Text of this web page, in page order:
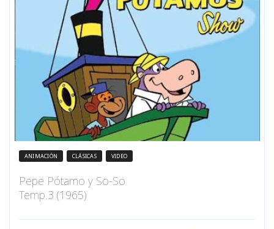
ANIMACIÓN CLÁSICAS VIDEO
Pepe Pótamo y So-So
Temp.3 (1965)